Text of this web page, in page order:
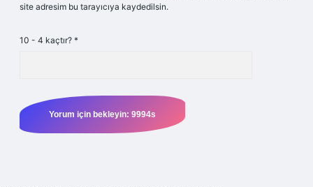
site adresim bu tarayıcıya kaydedilsin.
10 - 4 kaçtır? *